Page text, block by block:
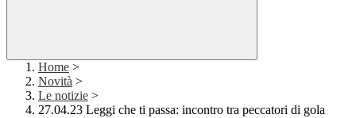
Home >
Novità >
Le notizie >
27.04.23 Leggi che ti passa: incontro tra peccatori di gola